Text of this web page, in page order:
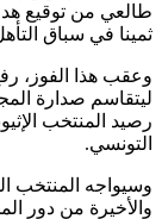
ثمينا في سباق
وعقب هذا الفوز،
ليتقاسم صدارة
رصيد المنتخب
التونسي.
وسيواجه المنتخب
والأخيرة من دور